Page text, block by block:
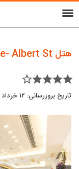
menu
هتل Parc Sovereign Hotel Singapore- Albert St
star_border star star star star
تاریخ بروزرسانی: ۱۲ خرداد ۱۴۰۰